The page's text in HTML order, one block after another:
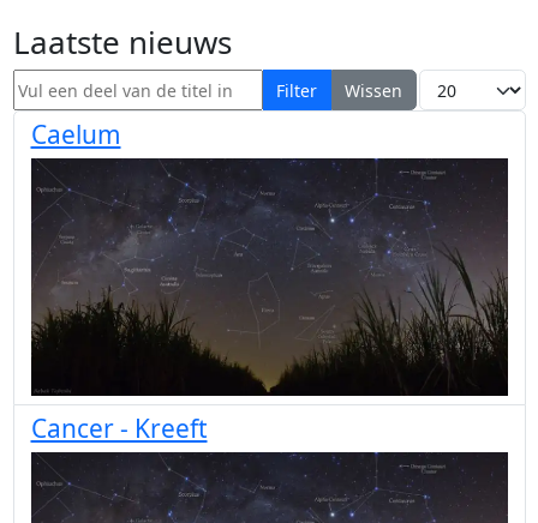
Laatste nieuws
Vul een deel van de titel in Filter Wissen Toon #
Caelum
Cancer - Kreeft